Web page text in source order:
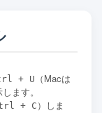
+ U （Macは
ます。
+ C ）しま